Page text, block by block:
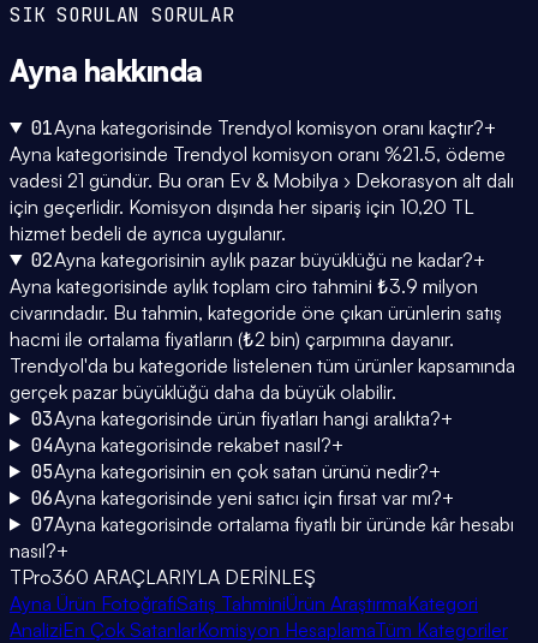
SIK SORULAN SORULAR
Ayna hakkında
01Ayna kategorisinde Trendyol komisyon oranı kaçtır?+
Ayna kategorisinde Trendyol komisyon oranı %21.5, ödeme
vadesi 21 gündür. Bu oran Ev & Mobilya › Dekorasyon alt dalı
için geçerlidir. Komisyon dışında her sipariş için 10,20 TL
hizmet bedeli de ayrıca uygulanır.
02Ayna kategorisinin aylık pazar büyüklüğü ne kadar?+
Ayna kategorisinde aylık toplam ciro tahmini ₺3.9 milyon
civarındadır. Bu tahmin, kategoride öne çıkan ürünlerin satış
hacmi ile ortalama fiyatların (₺2 bin) çarpımına dayanır.
Trendyol'da bu kategoride listelenen tüm ürünler kapsamında
gerçek pazar büyüklüğü daha da büyük olabilir.
03Ayna kategorisinde ürün fiyatları hangi aralıkta?+
04Ayna kategorisinde rekabet nasıl?+
05Ayna kategorisinin en çok satan ürünü nedir?+
06Ayna kategorisinde yeni satıcı için fırsat var mı?+
07Ayna kategorisinde ortalama fiyatlı bir üründe kâr hesabı
nasıl?+
TPro360 ARAÇLARIYLA DERİNLEŞ
Ayna Ürün FotoğrafıSatış TahminiÜrün AraştırmaKategori
AnaliziEn Çok SatanlarKomisyon HesaplamaTüm Kategoriler